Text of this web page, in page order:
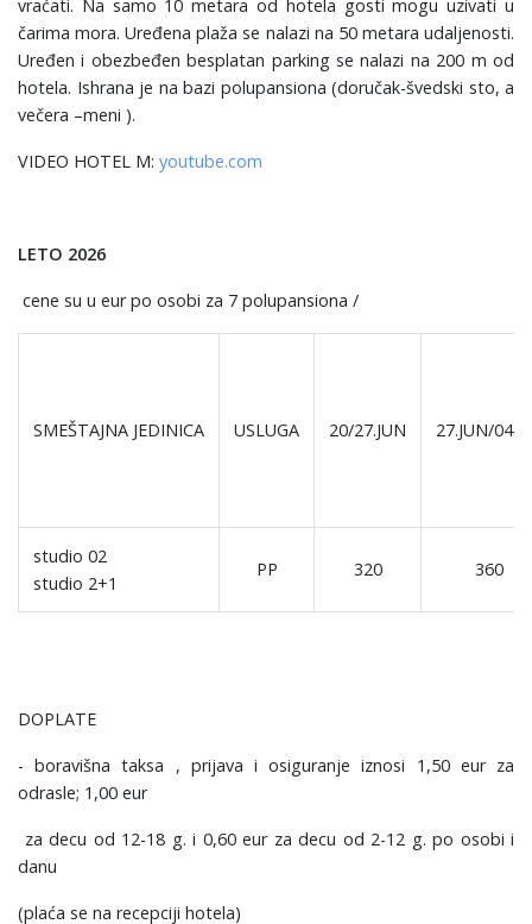
vraćati. Na samo 10 metara od hotela gosti mogu uzivati u
čarima mora. Uređena plaža se nalazi na 50 metara udaljenosti.
Uređen i obezbeđen besplatan parking se nalazi na 200 m od
hotela. Ishrana je na bazi polupansiona (doručak-švedski sto, a
večera –meni ).
VIDEO HOTEL M: youtube.com
LETO 2026
cene su u eur po osobi za 7 polupansiona /
SMEŠTAJNA JEDINICA USLUGA 20/27.JUN 27.JUN/
studio 02
studio 2+1
PP 320 360
DOPLATE
- boravišna taksa , prijava i osiguranje iznosi 1,50 eur za
odrasle; 1,00 eur
za decu od 12-18 g. i 0,60 eur za decu od 2-12 g. po osobi i
danu
(plaća se na recepciji hotela)